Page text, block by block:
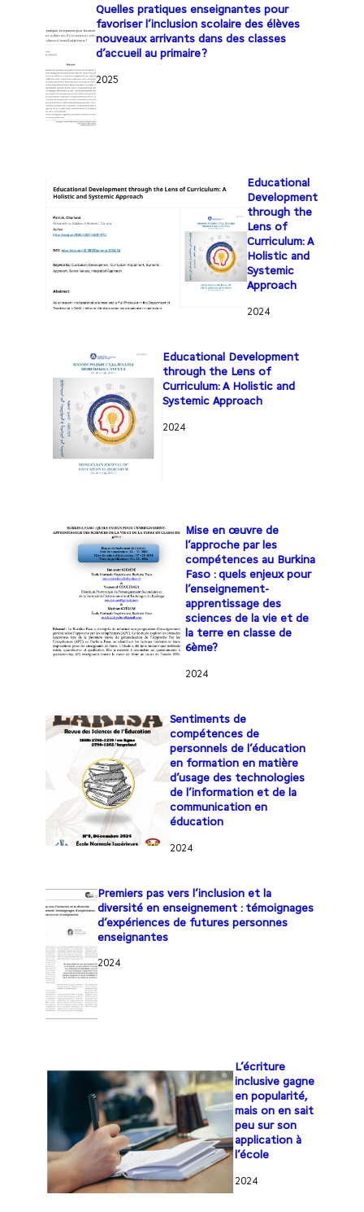
Quelles pratiques enseignantes pour
favoriser l’inclusion scolaire des élèves
nouveaux arrivants dans des classes
d’accueil au primaire ?
2025
Educational
Development
through the
Lens of
Curriculum: A
Holistic and
Systemic
Approach
2024
Educational Development
through the Lens of
Curriculum: A Holistic and
Systemic Approach
2024
Mise en œuvre de
l’approche par les
compétences au Burkina
Faso : quels enjeux pour
l’enseignement-
apprentissage des
sciences de la vie et de
la terre en classe de
6ème?
2024
Sentiments de
compétences de
personnels de l’éducation
en formation en matière
d’usage des technologies
de l’information et de la
communication en
éducation
2024
Premiers pas vers l’inclusion et la
diversité en enseignement : témoignages
d’expériences de futures personnes
enseignantes
2024
L’écriture
inclusive gagne
en popularité,
mais on en sait
peu sur son
application à
l’école
2024